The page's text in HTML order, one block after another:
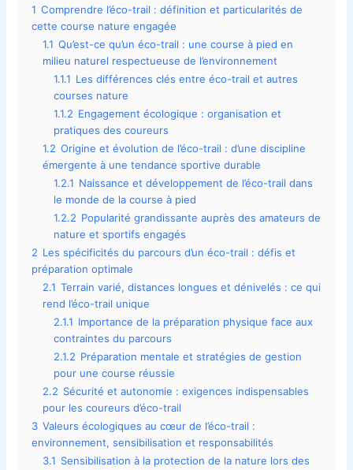
1 Comprendre l’éco-trail : définition et particularités de
cette course nature engagée
1.1 Qu’est-ce qu’un éco-trail : une course à pied en
milieu naturel respectueuse de l’environnement
1.1.1 Les différences clés entre éco-trail et autres
courses nature
1.1.2 Engagement écologique : organisation et
pratiques des coureurs
1.2 Origine et évolution de l’éco-trail : d’une discipline
émergente à une tendance sportive durable
1.2.1 Naissance et développement de l’éco-trail dans
le monde de la course à pied
1.2.2 Popularité grandissante auprès des amateurs de
nature et sportifs engagés
2 Les spécificités du parcours d’un éco-trail : défis et
préparation optimale
2.1 Terrain varié, distances longues et dénivelés : ce qui
rend l’éco-trail unique
2.1.1 Importance de la préparation physique face aux
contraintes du parcours
2.1.2 Préparation mentale et stratégies de gestion
pour une course réussie
2.2 Sécurité et autonomie : exigences indispensables
pour les coureurs d’éco-trail
3 Valeurs écologiques au cœur de l’éco-trail :
environnement, sensibilisation et responsabilités
3.1 Sensibilisation à la protection de la nature lors des